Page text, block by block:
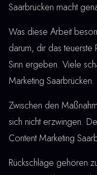
Saarbrücken macht
Was diese Arbeit
darum, dir das
Sinn ergeben. Viele
Marketing Saarbrücken.
Zwischen den
sich nicht erzwingen.
Content Marketing
Rückschläge gehören